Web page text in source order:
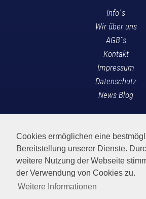
Cookies ermöglichen eine
Bereitstellung unserer Dienste.
weitere Nutzung der Webseite
der Verwendung von Cookies zu.
Weitere Informationen
Info´s
Wir über uns
AGB´s
Kontakt
Impressum
Datenschutz
News Blog